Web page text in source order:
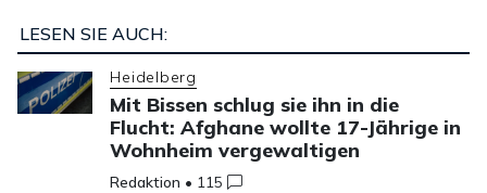
LESEN SIE AUCH:
Heidelberg
Mit Bissen schlug sie ihn in die
Flucht: Afghane wollte 17-Jährige in
Wohnheim vergewaltigen
Redaktion • 115